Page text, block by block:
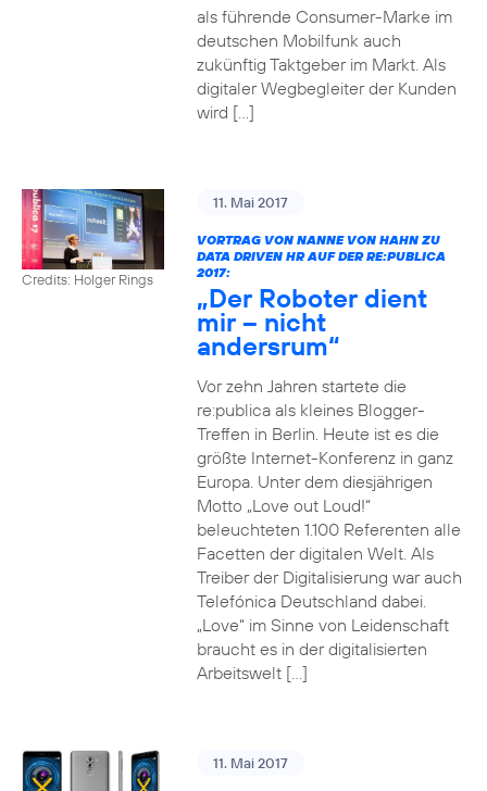
als führende Consumer-Marke im
deutschen Mobilfunk auch
zukünftig Taktgeber im Markt. Als
digitaler Wegbegleiter der Kunden
wird […]
Credits: Holger Rings
11. Mai 2017
VORTRAG VON NANNE VON HAHN ZU
DATA DRIVEN HR AUF DER RE:PUBLICA
2017:
„Der Roboter dient
mir – nicht
andersrum“
Vor zehn Jahren startete die
re:publica als kleines Blogger-
Treffen in Berlin. Heute ist es die
größte Internet-Konferenz in ganz
Europa. Unter dem diesjährigen
Motto „Love out Loud!“
beleuchteten 1.100 Referenten alle
Facetten der digitalen Welt. Als
Treiber der Digitalisierung war auch
Telefónica Deutschland dabei.
„Love“ im Sinne von Leidenschaft
braucht es in der digitalisierten
Arbeitswelt […]
11. Mai 2017